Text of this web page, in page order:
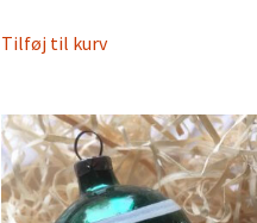
Tilføj til kurv